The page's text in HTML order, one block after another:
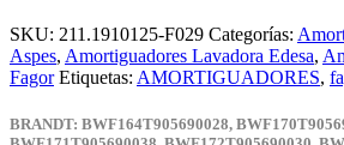
SKU: 211.1910125-F029 Categorías:
Aspes, Amortiguadores Lavadora Edesa,
Fagor Etiquetas: AMORTIGUADORES,
BRANDT: BWF164T905690028,